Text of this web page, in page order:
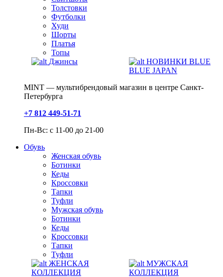
Толстовки
Футболки
Худи
Шорты
Платья
Топы
Джинсы
НОВИНКИ BLUE
BLUE JAPAN
MINT — мультибрендовый магазин в центре Санкт-
Петербурга
+7 812 449-51-71
Пн-Вс: с 11-00 до 21-00
Обувь
Женская обувь
Ботинки
Кеды
Кроссовки
Тапки
Туфли
Мужская обувь
Ботинки
Кеды
Кроссовки
Тапки
Туфли
ЖЕНСКАЯ
КОЛЛЕКЦИЯ
МУЖСКАЯ
КОЛЛЕКЦИЯ